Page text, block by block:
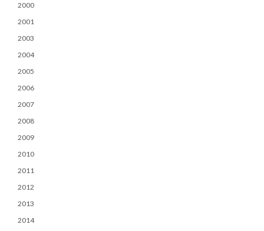
2000
2001
2003
2004
2005
2006
2007
2008
2009
2010
2011
2012
2013
2014